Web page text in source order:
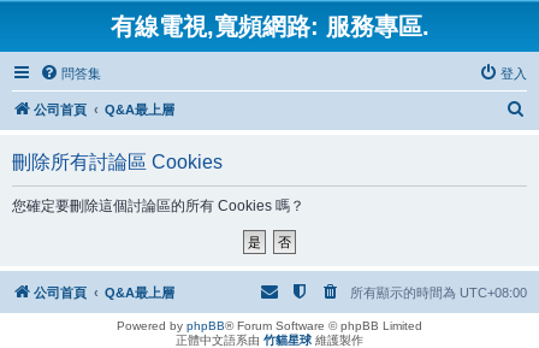
有線電視,寬頻網路: 服務專區.
問答集 登入
公司首頁 Q&A最上層
刪除所有討論區 Cookies
您確定要刪除這個討論區的所有 Cookies 嗎？
公司首頁 Q&A最上層 所有顯示的時間為 UTC+08:00
Powered by phpBB® Forum Software © phpBB Limited
正體中文語系由 竹貓星球 維護製作